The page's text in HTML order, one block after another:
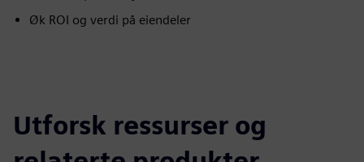
Øk ROI og verdi på eiendeler
Utforsk ressurser og